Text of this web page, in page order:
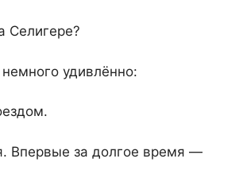
удивлённо:
Впервые за долгое время —